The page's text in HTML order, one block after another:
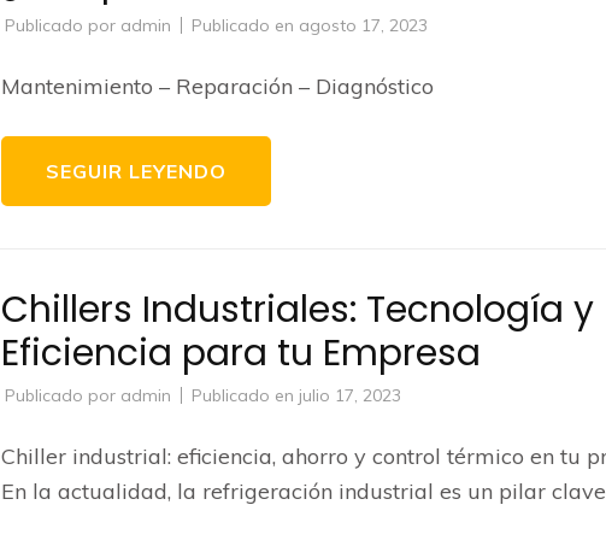
Publicado por admin Publicado en agosto 17, 2023
Mantenimiento – Reparación – Diagnóstico
SEGUIR LEYENDO
Chillers Industriales: Tecnología y
Eficiencia para tu Empresa
Publicado por admin Publicado en julio 17, 2023
Chiller industrial: eficiencia, ahorro y control térmico en tu
En la actualidad, la refrigeración industrial es un pilar